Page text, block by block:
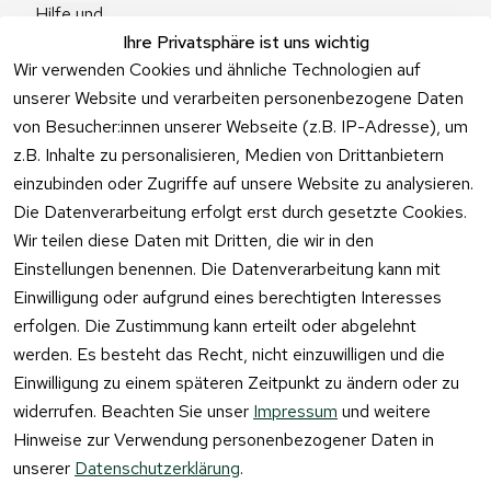
Ihre Privatsphäre ist uns wichtig
Wir verwenden Cookies und ähnliche Technologien auf
unserer Website und verarbeiten personenbezogene Daten
von Besucher:innen unserer Webseite (z.B. IP-Adresse), um
z.B. Inhalte zu personalisieren, Medien von Drittanbietern
einzubinden oder Zugriffe auf unsere Website zu analysieren.
Die Datenverarbeitung erfolgt erst durch gesetzte Cookies.
Wir teilen diese Daten mit Dritten, die wir in den
Einstellungen benennen. Die Datenverarbeitung kann mit
Einwilligung oder aufgrund eines berechtigten Interesses
erfolgen. Die Zustimmung kann erteilt oder abgelehnt
werden. Es besteht das Recht, nicht einzuwilligen und die
Einwilligung zu einem späteren Zeitpunkt zu ändern oder zu
widerrufen. Beachten Sie unser Impressum und weitere
Hinweise zur Verwendung personenbezogener Daten in
unserer Datenschutzerklärung.
Hilfe und
Fragen
Zum
Kontaktformu
lar
Vertrag
widerrufen